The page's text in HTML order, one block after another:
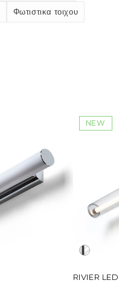
Φωτιστικα τοιχου
NEW
RIVIER